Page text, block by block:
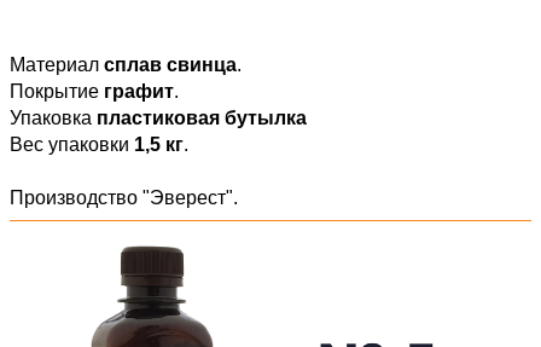
Материал сплав свинца.
Покрытие графит.
Упаковка пластиковая бутылка
Вес упаковки 1,5 кг.
Производство "Эверест".